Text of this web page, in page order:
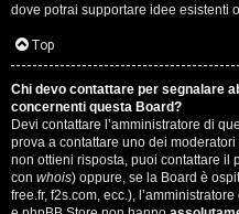
dove potrai supportare idee esistenti
Top
Chi devo contattare per segnalare
concernenti questa Board?
Devi contattare l’amministratore di
prova a contattare uno dei
non ottieni risposta, puoi contattare il
con whois) oppure, se la Board è
free.fr, f2s.com, ecc.),